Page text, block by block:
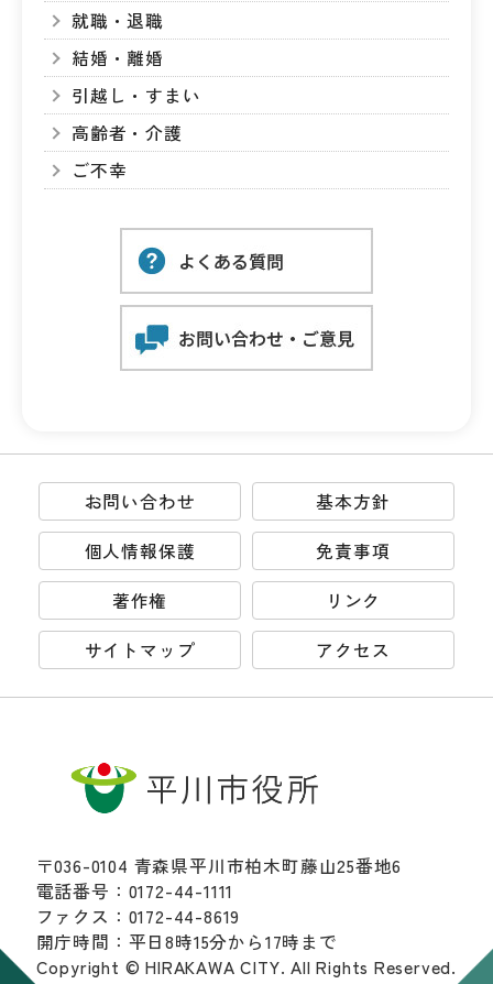
就職・退職
結婚・離婚
引越し・すまい
高齢者・介護
ご不幸
お問い合わせ
基本方針
個人情報保護
免責事項
著作権
リンク
サイトマップ
アクセス
〒036-0104 青森県平川市柏木町藤山25番地6
電話番号：0172-44-1111
ファクス：0172-44-8619
開庁時間：平日8時15分から17時まで
Copyright © HIRAKAWA CITY. All Rights Reserved.